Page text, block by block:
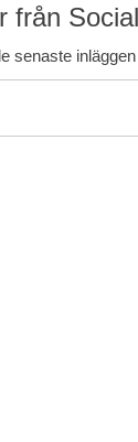
från
senaste